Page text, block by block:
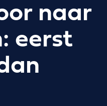
naar
eerst